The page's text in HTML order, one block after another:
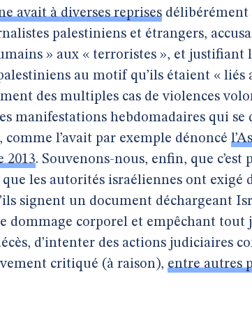
avait à diverses reprises délibérément
palestiniens et étrangers,
» aux « terroristes », et justifiant
au motif qu’ils étaient « liés
des multiples cas de violences
manifestations hebdomadaires qui se
l’avait par exemple dénoncé
2013. Souvenons-nous, enfin, que c’est
que les autorités israéliennes ont exigé
signent un document déchargeant
dommage corporel et empêchant tout
d’intenter des actions judiciaires
critiqué (à raison), entre autres